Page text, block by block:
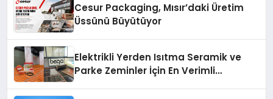
Cesur Packaging, Mısır’daki Üretim
Üssünü Büyütüyor
Elektrikli Yerden Isıtma Seramik ve
Parke Zeminler İçin En Verimli